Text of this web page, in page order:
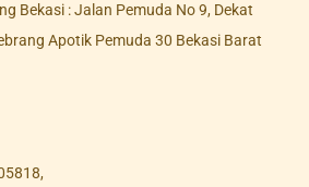
Bekasi : Jalan Pemuda No 9, Dekat
Apotik Pemuda 30 Bekasi Barat
,